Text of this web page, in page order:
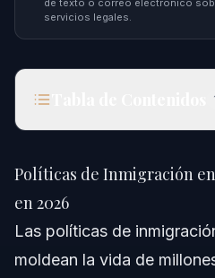
de texto o correo electrónico
servicios legales.
Respuesta Rápida
Comprendiendo las
EE. UU.
Políticas de Inmigración
en 2026
Las políticas de
moldean la vida de